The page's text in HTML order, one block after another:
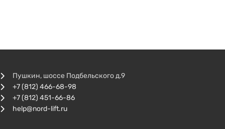
Пушкин, шоссе Подбельского д.9
+7 (812) 466-68-98
+7 (812) 451-66-86
help@nord-lift.ru